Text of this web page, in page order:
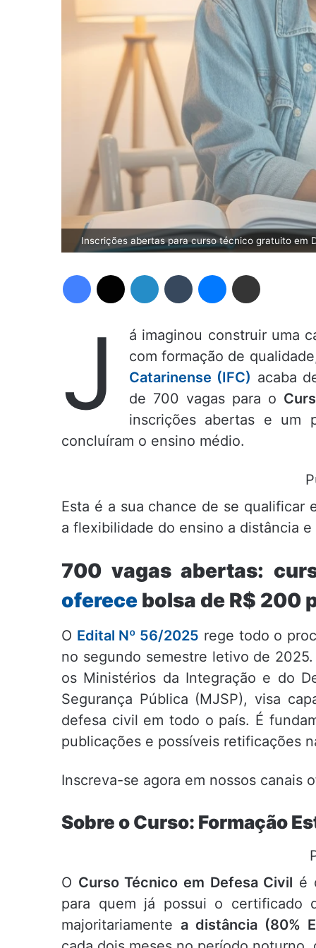
Inscrições abertas para curso técnico gratuito em
J
á imaginou construir uma
com formação de
Catarinense (IFC) acaba
de 700 vagas para o
inscrições abertas e um
concluíram o ensino médio.
Esta é a sua chance de se qualificar
a flexibilidade do ensino a distância
700 vagas abertas:
oferece bolsa de R$ 200
O Edital Nº 56/2025 rege todo o
no segundo semestre letivo de
os Ministérios da Integração e do
Segurança Pública (MJSP), visa
defesa civil em todo o país. É
publicações e possíveis retificações
Inscreva-se agora em nossos canais
Sobre o Curso: Formação
O Curso Técnico em Defesa Civil é
para quem já possui o certificado
majoritariamente a distância (80%